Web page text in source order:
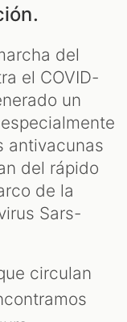
del
el COVID-
un
antivacunas
del rápido
de la
Sars-
circulan